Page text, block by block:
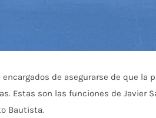
de asegurarse de que
son las funciones de Javier
Bautista.